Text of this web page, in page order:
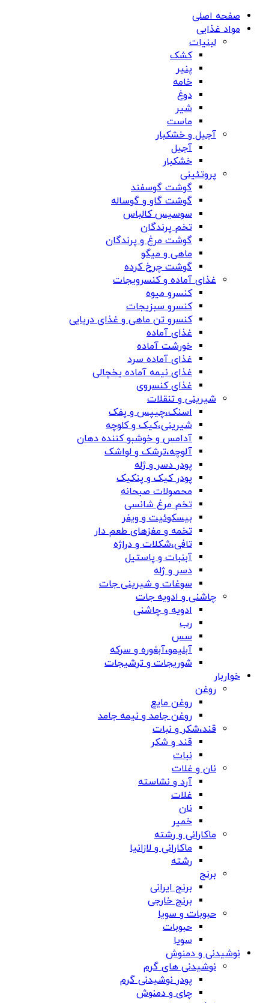
صفحه اصلی
مواد غذایی
لبنیات
کشک
پنیر
خامه
دوغ
شیر
ماست
آجیل و خشکبار
آجیل
خشکبار
پروتئینی
گوشت گوسفند
گوشت گاو و گوساله
سوسیس کالباس
تخم پرندگان
گوشت مرغ و پرندگان
ماهی و میگو
گوشت چرخ کرده
غذای آماده و کنسرویجات
کنسرو میوه
کنسرو سبزیجات
کنسرو تن ماهی و غذای دریایی
غذای آماده
خورشت آماده
غذای آماده سرد
غذای نیمه آماده یخچالی
غذای کنسروی
شیرینی و تنقلات
اسنک،چیپس و پفک
شیرینی،کیک و کلوچه
آدامس و خوشبو کننده دهان
آلوچه،ترشک و لواشک
پودر دسر و ژله
پودر کیک و پنکیک
محصولات صبحانه
تخم مرغ شانسی
بیسکوئیت و ویفر
تخمه و مغزهای طعم دار
تافی،شکلات و دراژه
آبنبات و پاستیل
دسر و ژله
سوغات و شیرینی جات
چاشنی و ادویه جات
ادویه و چاشنی
رب
سس
آبلیمو،آبغوره و سرکه
شوریجات و ترشیجات
خواربار
روغن
روغن مایع
روغن جامد و نیمه جامد
قند،شکر و نبات
قند و شکر
نبات
نان و غلات
آرد و نشاسته
غلات
نان
خمیر
ماکارانی و رشته
ماکارانی و لازانیا
رشته
برنج
برنج ایرانی
برنج خارجی
حبوبات و سویا
حبوبات
سویا
نوشیدنی و دمنوش
نوشیدنی های گرم
پودر نوشیدنی گرم
چای و دمنوش